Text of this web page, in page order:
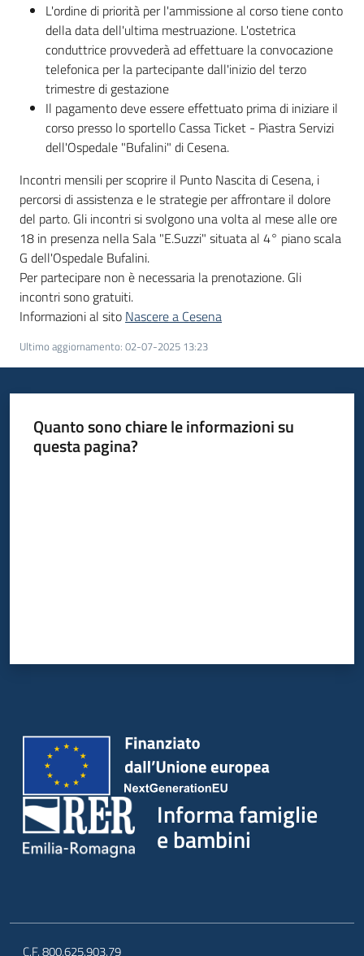
L'ordine di priorità per l'ammissione al corso tiene conto
della data dell'ultima mestruazione. L'ostetrica
conduttrice provvederà ad effettuare la convocazione
telefonica per la partecipante dall'inizio del terzo
trimestre di gestazione
Il pagamento deve essere effettuato prima di iniziare il
corso presso lo sportello Cassa Ticket - Piastra Servizi
dell'Ospedale "Bufalini" di Cesena.
Incontri mensili per scoprire il Punto Nascita di Cesena, i
percorsi di assistenza e le strategie per affrontare il dolore
del parto. Gli incontri si svolgono una volta al mese alle ore
18 in presenza nella Sala "E.Suzzi" situata al 4° piano scala
G dell'Ospedale Bufalini.
Per partecipare non è necessaria la prenotazione. Gli
incontri sono gratuiti.
Informazioni al sito Nascere a Cesena
Ultimo aggiornamento: 02-07-2025 13:23
Quanto sono chiare le informazioni su
questa pagina?
Informa famiglie
e bambini
C.F. 800.625.903.79